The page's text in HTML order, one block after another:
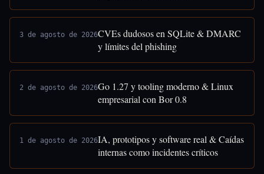
3 de agosto de 2026CVEs dudosos en SQLite & DMARC
y límites del phishing
2 de agosto de 2026Go 1.27 y tooling moderno & Linux
empresarial con Bor 0.8
1 de agosto de 2026IA, prototipos y software real & Caídas
internas como incidentes críticos